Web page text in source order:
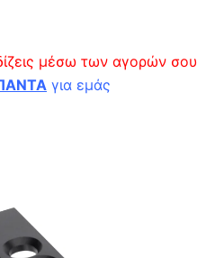
μέσω των αγορών σου
για εμάς